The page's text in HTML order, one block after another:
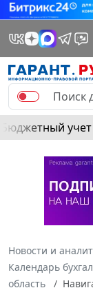
Бюджетный учет
Новости и
Календарь
область